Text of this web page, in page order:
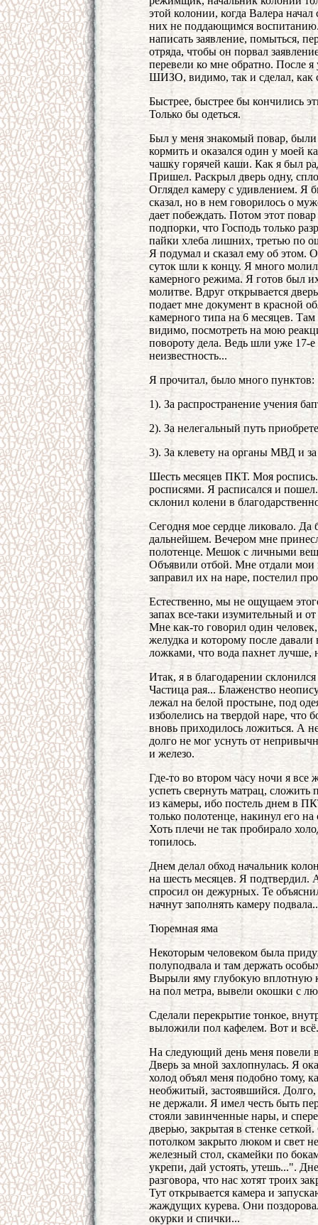
этой колонии, когда Валера
них не поддающимся
написать заявление, помыться,
отряда, чтобы он порвал
перевели ко мне обратно. После
ШИЗО, видимо, так и сделал, как
Быстрее, быстрее бы кончились
Только бы одеться.
Был у меня знакомый повар,
кормить и оказался один у моей
чашку горячей каши. Как я был
Пришел. Раскрыл дверь одну,
Оглядел камеру с удивлением.
сказал, но в нем говорилось о
дает побеждать. Потом этот
подпорки, что Господь только
пайки хлеба лишних, третью по
Я подумал и сказал ему об этом.
суток шли к концу. Я много
камерного режима. Я готов был
молитве. Вдруг открывается
подает мне документ в красной
камерного типа на 6 месяцев.
видимо, посмотреть на мою
повороту дела. Ведь шли уже
неизвестность...
Я прочитал, было много пунктов:
1). За распространение учения
2). За нелегальный путь
3). За клевету на органы МВД и
Шесть месяцев ПКТ. Моя
росписями. Я расписался и
склонил колени в
Сегодня мое сердце ликовало. Да
дальнейшем. Вечером мне
полотенце. Мешок с личными
Объявили отбой. Мне отдали мои
заправил их на наре, постелил
Естественно, мы не ощущаем
запах все-таки изумительный и
Мне как-то говорил один
желудка и которому после
ложками, что вода пахнет лучше,
Итак, я в благодарении
Частица рая... Блаженство
лежал на белой простыне, под
изболелись на твердой наре, что
вновь приходилось ложиться. А
долго не мог уснуть от
и железо.
Где-то во втором часу ночи я все
успеть свернуть матрац, сложить
из камеры, ибо постель днем в
только полотенце, накинул его
Хоть плечи не так пробирало
топилось.
Днем делал обход начальник
на шесть месяцев. Я
спросил он дежурных. Те
начнут заполнять камеру
Тюремная яма
Некоторым человеком была
полуподвала и там держать
Вырыли яму глубокую вплотную
на пол метра, вывели окошки с
Сделали перекрытие тонкое,
выложили пол кафелем. Вот и всё.
На следующий день меня повели
Дверь за мной захлопнулась. Я
холод объял меня подобно тому,
необжитый, застоявшийся.
не держали. Я имел честь быть
стояли завинченные нары, и
дверью, закрытая в стенке
потолком закрыто люком и свет
железный стол, скамейки по
укрепи, дай устоять, утешь...".
разговора, что нас хотят троих
Тут открывается камера и
жаждущих курева. Они
окурки и спички...